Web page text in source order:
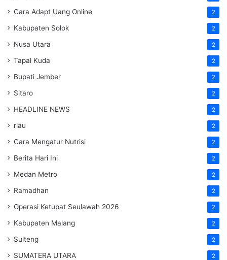
Cara Adapt Uang Online 2
Kabupaten Solok 2
Nusa Utara 2
Tapal Kuda 2
Bupati Jember 2
Sitaro 2
HEADLINE NEWS 2
riau 2
Cara Mengatur Nutrisi 2
Berita Hari Ini 2
Medan Metro 2
Ramadhan 2
Operasi Ketupat Seulawah 2026 2
Kabupaten Malang 2
Sulteng 2
SUMATERA UTARA 2